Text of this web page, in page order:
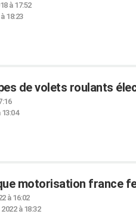
à 17:52
18:23
de volets roulants
13:04
motorisation france
à 16:02
à 18:32